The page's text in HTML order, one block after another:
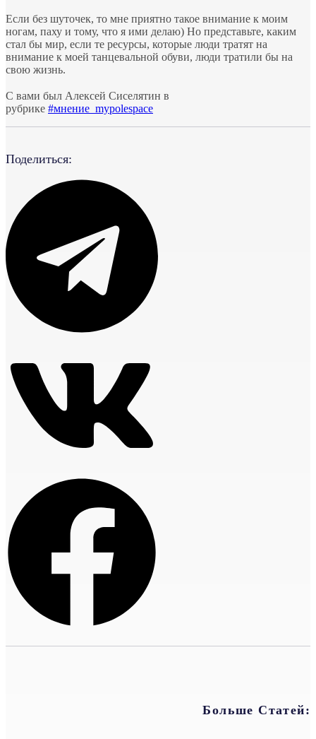
Если без шуточек, то мне приятно такое внимание к моим
ногам, паху и тому, что я ими делаю) Но представьте, каким
стал бы мир, если те ресурсы, которые люди тратят на
внимание к моей танцевальной обуви, люди тратили бы на
свою жизнь.
С вами был Алексей Сиселятин в
рубрике #мнение_mypolespace
Поделиться:
Больше Статей: